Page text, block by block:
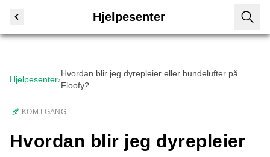
Hjelpesenter
Hjelpesenter›
Hvordan blir jeg dyrepleier eller hundelufter på
Floofy?
KOM I GANG
Hvordan blir jeg dyrepleier